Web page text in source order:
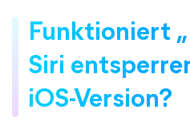
Funktioniert
Siri
iOS-Version?